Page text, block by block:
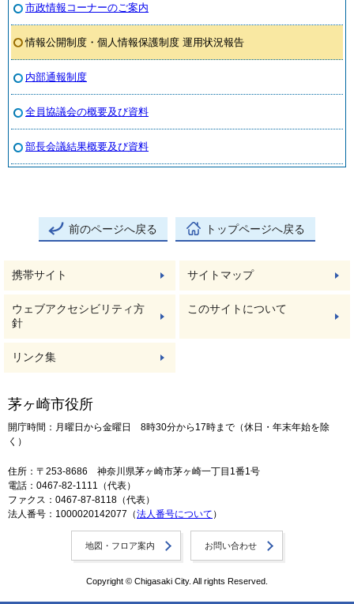
市政情報コーナーのご案内
情報公開制度・個人情報保護制度 運用状況報告
内部通報制度
全員協議会の概要及び資料
部長会議結果概要及び資料
前のページへ戻る トップページへ戻る
携帯サイト サイトマップ
ウェブアクセシビリティ方
針
このサイトについて
リンク集
茅ヶ崎市役所
開庁時間：月曜日から金曜日 8時30分から17時まで（休日・年末年始を除
く）
住所：〒253-8686 神奈川県茅ヶ崎市茅ヶ崎一丁目1番1号
電話：0467-82-1111（代表）
ファクス：0467-87-8118（代表）
法人番号：1000020142077（法人番号について ）
地図・フロア案内 お問い合わせ
Copyright © Chigasaki City. All rights Reserved.